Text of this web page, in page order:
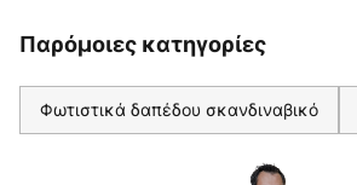
Παρόμοιες κατηγορίες
Φωτιστικά δαπέδου σκανδιναβικό